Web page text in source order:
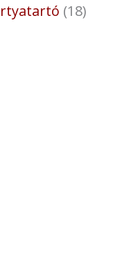
18